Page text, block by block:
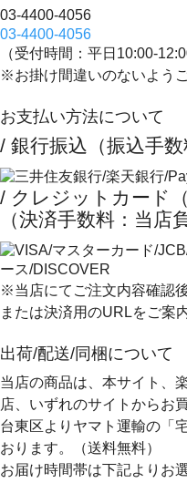
03-4400-4056
03-4400-4056
（受付時間：平日10:00-
※お掛け間違いのないよう
お支払い方法について
/ 銀行振込（振込手数
/ クレジットカード
（決済手数料：当店
※当店にてご注文内容確認
または決済用のURLをご案
出荷/配送/同梱について
当店の商品は、本サイト、
店、いずれのサイトからお
台東区よりヤマト運輸の「
おります。（送料無料）
お届け時間帯は下記よりお